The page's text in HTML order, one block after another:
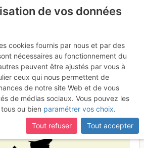
administrative
de vos données
cookies fournis par nous et par des
nécessaires au fonctionnement du
peuvent être ajustés par vous à
ceux qui nous permettent de
de notre site Web et de vous
de médias sociaux. Vous pouvez les
ou bien paramétrer vos choix.
Tout refuser
Tout accepter